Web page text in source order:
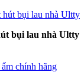
bụi lau nhà Ultty
chính hãng